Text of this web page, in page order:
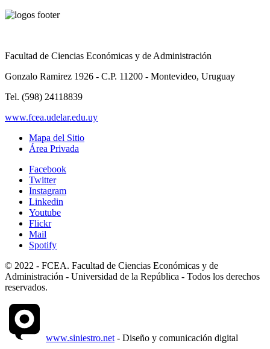
Facultad de Ciencias Económicas y de Administración
Gonzalo Ramirez 1926 - C.P. 11200 - Montevideo, Uruguay
Tel. (598) 24118839
www.fcea.udelar.edu.uy
Mapa del Sitio
Área Privada
Facebook
Twitter
Instagram
Linkedin
Youtube
Flickr
Mail
Spotify
© 2022 - FCEA. Facultad de Ciencias Económicas y de
Administración - Universidad de la República - Todos los derechos
reservados.
www.siniestro.net - Diseño y comunicación digital